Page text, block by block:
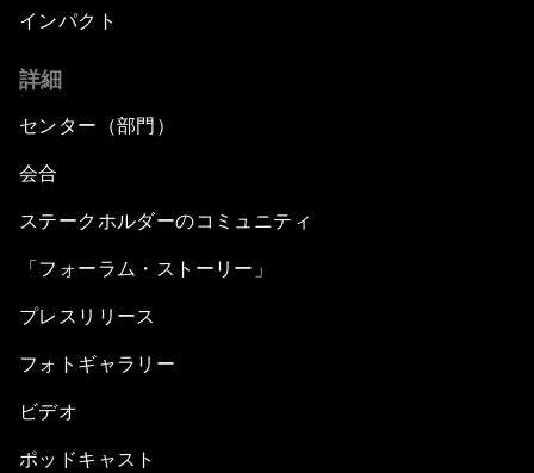
インパクト
詳細
センター（部門）
会合
ステークホルダーのコミュニティ
「フォーラム・ストーリー」
プレスリリース
フォトギャラリー
ビデオ
ポッドキャスト